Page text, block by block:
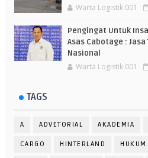
Warta Logistik 001
Pengingat Untuk
Asas Cabotage :
Nasional
Warta Logistik 001
TAGS
A ADVETORIAL AKADEMIA
CARGO HINTERLAND HUKUM